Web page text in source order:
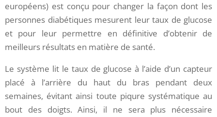
européens) est conçu pour changer la façon dont les
personnes diabétiques mesurent leur taux de glucose
et pour leur permettre en définitive d’obtenir de
meilleurs résultats en matière de santé.
Le système lit le taux de glucose à l’aide d’un capteur
placé à l’arrière du haut du bras pendant deux
semaines, évitant ainsi toute piqure systématique au
bout des doigts. Ainsi, il ne sera plus nécessaire